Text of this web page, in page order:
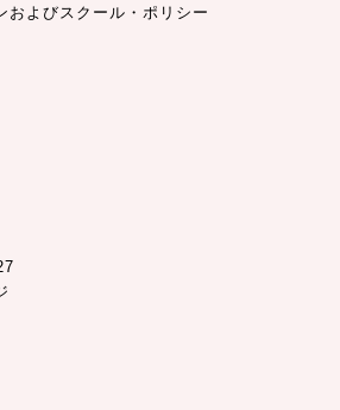
およびスクール・ポリシー